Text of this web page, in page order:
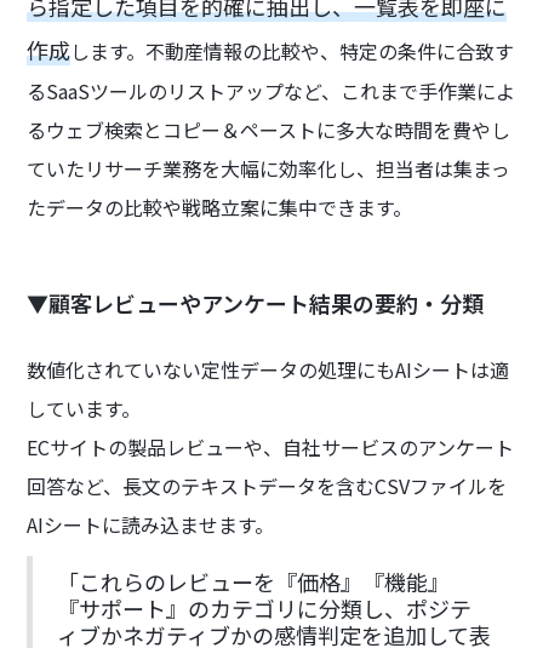
ら指定した項目を的確に抽出し、一覧表を即座に
作成します。不動産情報の比較や、特定の条件に合致す
るSaaSツールのリストアップなど、これまで手作業によ
るウェブ検索とコピー＆ペーストに多大な時間を費やし
ていたリサーチ業務を大幅に効率化し、担当者は集まっ
たデータの比較や戦略立案に集中できます。
▼顧客レビューやアンケート結果の要約・分類
数値化されていない定性データの処理にもAIシートは適
しています。
ECサイトの製品レビューや、自社サービスのアンケート
回答など、長文のテキストデータを含むCSVファイルを
AIシートに読み込ませます。
「これらのレビューを『価格』『機能』
『サポート』のカテゴリに分類し、ポジテ
ィブかネガティブかの感情判定を追加して表